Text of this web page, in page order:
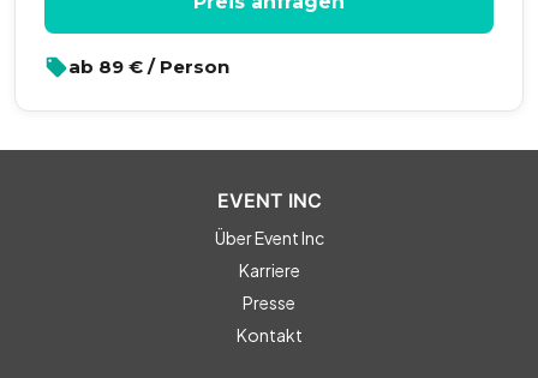
ab 89 € / Person
EVENT INC
Über Event Inc
Karriere
Presse
Kontakt